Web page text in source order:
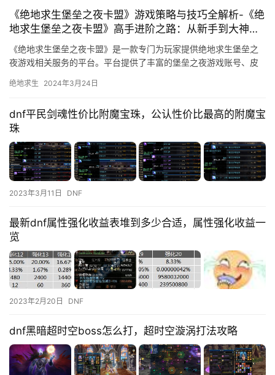
《绝地求生堡垒之夜卡盟》游戏策略与技巧全解析-《绝
地求生堡垒之夜卡盟》高手进阶之路：从新手到大神的
成长秘籍
《绝地求生堡垒之夜卡盟》是一款专门为玩家提供绝地求生堡垒之
夜游戏相关服务的平台。平台提供了丰富的堡垒之夜游戏账号、皮
绝地求生 2024年3月24日
dnf平民剑魂性价比附魔宝珠，公认性价比最高的附魔宝
珠
2023年3月11日 DNF
最新dnf属性强化收益表堆到多少合适，属性强化收益一
览
2023年2月20日 DNF
dnf黑暗超时空boss怎么打，超时空漩涡打法攻略